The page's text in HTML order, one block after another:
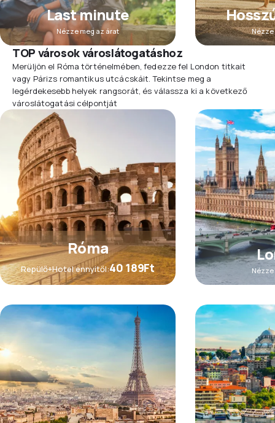
Last minute
Nézze meg az árat Nézze
TOP városok városlátogatáshoz
Merüljön el Róma történelmében, fedezze fel London titkait
vagy Párizs romantikus utcácskáit. Tekintse meg a
legérdekesebb helyek rangsorát, és válassza ki a következő
városlátogatási célpontját
Róma
Repülő+Hotel ennyitől:40 189Ft Nézze